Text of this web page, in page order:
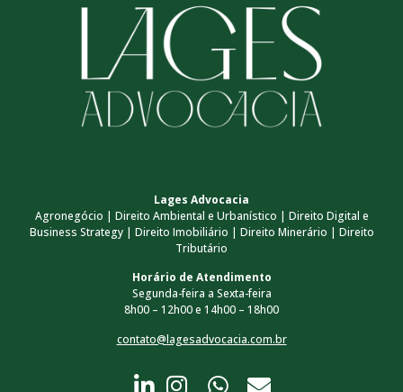
Lages Advocacia
Agronegócio | Direito Ambiental e Urbanístico | Direito Digital e
Business Strategy | Direito Imobiliário | Direito Minerário | Direito
Tributário
Horário de Atendimento
Segunda-feira a Sexta-feira
8h00 – 12h00 e 14h00 – 18h00
contato@lagesadvocacia.com.br